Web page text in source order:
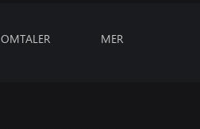
OMTALER MER